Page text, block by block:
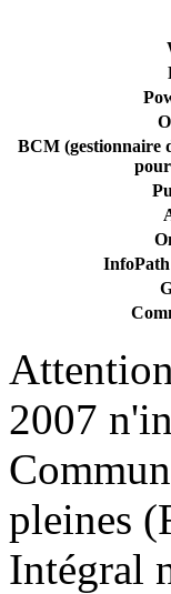
BCM (gestionnaire
2007
pleines
Intégral